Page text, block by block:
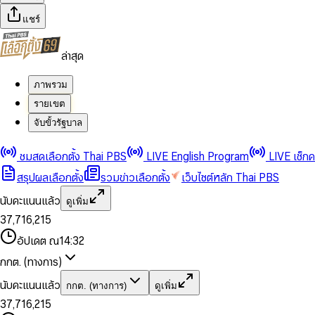
แชร์
ล่าสุด
ภาพรวม
รายเขต
จับขั้วรัฐบาล
ชมสดเลือกตั้ง Thai PBS LIVE English Program
LIVE เช็ก
สรุปผลเลือกตั้ง
รวมข่าวเลือกตั้ง
เว็บไซต์หลัก Thai PBS
นับคะแนนแล้ว
ดูเพิ่ม
0
1
2
3
4
5
6
8
9
2
3
4
5
6
7
8
9
,
0
2
4
6
7
8
9
0
1
2
3
4
5
6
7
8
1
3
5
6
7
8
9
,
1
2
4
5
7
8
9
0
1
3
4
6
7
8
0
2
3
4
5
7
8
อัปเดต ณ14:32
กกต. (ทางการ)
นับคะแนนแล้ว
กกต. (ทางการ) ดูเพิ่ม
0
1
2
3
0
1
2
4
5
6
7,
0
1
2
4
6
7
0
1
0
1
3
5
6,
1
2
0
1
0
2
3
4
5